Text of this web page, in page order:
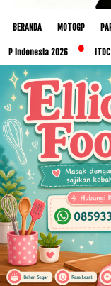
BERANDA MOTOGP
2026 ITDC Perkuat